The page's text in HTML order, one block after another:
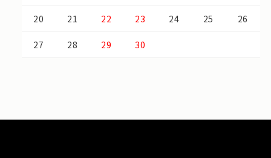
20 21 22 23 24 25 26
27 28 29 30